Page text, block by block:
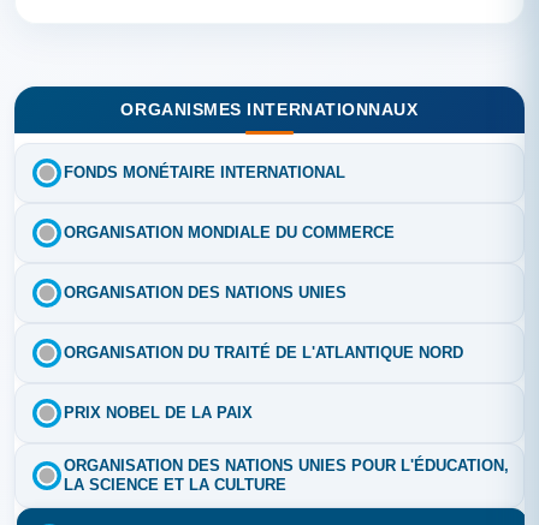
ORGANISMES INTERNATIONNAUX
FONDS MONÉTAIRE INTERNATIONAL
ORGANISATION MONDIALE DU COMMERCE
ORGANISATION DES NATIONS UNIES
ORGANISATION DU TRAITÉ DE L'ATLANTIQUE NORD
PRIX NOBEL DE LA PAIX
ORGANISATION DES NATIONS UNIES POUR L'ÉDUCATION,
LA SCIENCE ET LA CULTURE